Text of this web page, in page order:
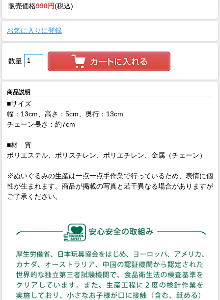
販売価格990円(税込)
お気に入りに登録
数量
商品説明
■サイズ
幅：13cm、高さ：5cm、奥行：13cm
チェーン長さ：約7cm
■材 質
ポリエステル、ポリスチレン、ポリエチレン、金属（チェーン）
※ぬいぐるみの生産は一点一点手作業で行っているため、表情に個
性が生まれます。商品が掲載の写真と若干異なる場合がありますが
ご了承ください。